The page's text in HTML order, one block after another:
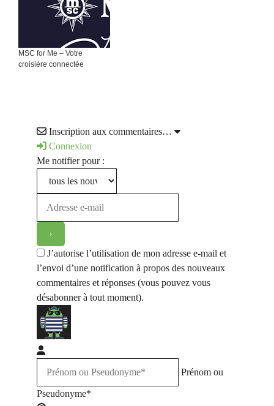
MSC for Me – Votre
croisière connectée
Inscription aux commentaires…
Connexion
Me notifier pour :
J’autorise l’utilisation de mon adresse e-mail et
l’envoi d’une notification à propos des nouveaux
commentaires et réponses (vous pouvez vous
désabonner à tout moment).
Prénom ou
Pseudonyme*